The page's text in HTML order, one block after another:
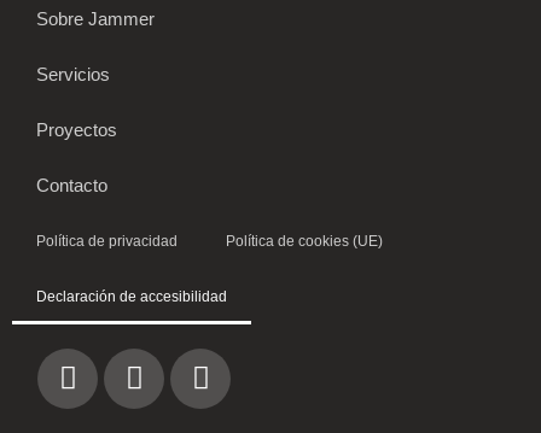
Sobre Jammer
Servicios
Proyectos
Contacto
Política de privacidad Política de cookies (UE)
Declaración de accesibilidad
I
n
L
i
W
h